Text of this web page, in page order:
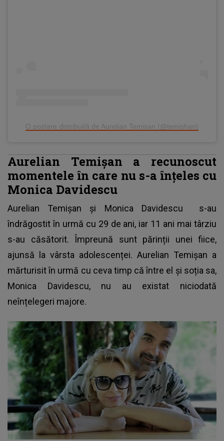
O postare distribuită de Aurelian Temișan (@temishan)
Aurelian Temișan a recunoscut
momentele în care nu s-a înțeles cu
Monica Davidescu
Aurelian Temișan și Monica Davidescu
s-au
îndrăgostit în urmă cu 29 de ani, iar 11 ani mai târziu
s-au căsătorit. Împreună sunt părinții unei fiice,
ajunsă la vârsta adolescenței. Aurelian Temișan a
mărturisit în urmă cu ceva timp că între el și soția sa,
Monica Davidescu, nu au existat niciodată
neînțelegeri majore.